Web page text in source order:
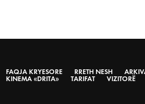
FAQJA KRYESORE RRETH NESH
KINEMA «DRITA»
TARIFAT VIZITORË